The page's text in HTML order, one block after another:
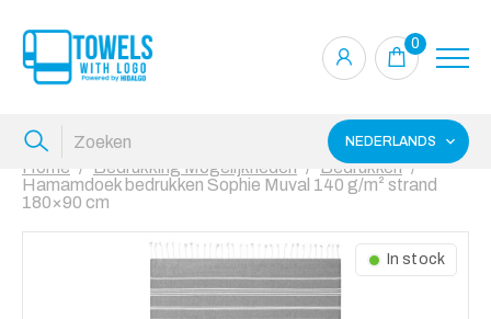
0
NEDERLANDS
Home Bedrukking Mogelijkheden
Bedrukken
Hamamdoek bedrukken Sophie Muval 140 g/m² strand
180×90 cm
In stock